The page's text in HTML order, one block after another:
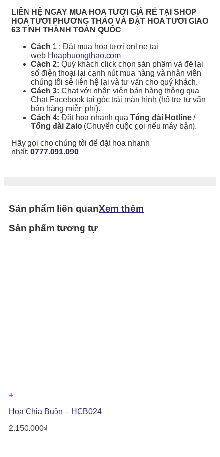
LIÊN HỆ NGAY MUA HOA TƯƠI GIÁ RẺ TẠI SHOP
HOA TƯƠI PHƯƠNG THẢO VÀ ĐẶT HOA TƯƠI GIAO
63 TỈNH THÀNH TOÀN QUỐC
Cách 1 : Đặt mua hoa tươi online tại
web Hoaphuongthao.com
Cách 2: Quý khách click chọn sản phẩm và để lại
số điện thoại lại cạnh nút mua hàng và nhân viên
chúng tôi sẻ liên hệ lại và tư vấn cho quý khách.
Cách 3: Chat với nhân viên bán hàng thông qua
Chat Facebook tại góc trái màn hình (hổ trợ tư vấn
bán hàng miễn phí).
Cách 4: Đặt hoa nhanh qua Tổng đài Hotline /
Tổng đài Zalo (Chuyển cuộc gọi nếu máy bận).
Hãy gọi cho chúng tôi để đặt hoa nhanh
nhất: 0777.091.090
Sản phẩm liên quanXem thêm
Sản phẩm tương tự
+
Hoa Chia Buồn – HCB024
2.150.000₫